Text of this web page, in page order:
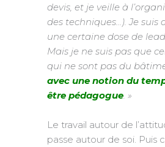
devis, et je veille à
des techniques…). Je suis
une certaine dose de
Mais je ne suis pas que
qui ne sont pas du
avec une notion du
être pédagogue. »
Le travail autour de
passe autour de soi. Puis